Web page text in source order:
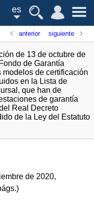
es
anterior siguiente
de 13 de octubre de
de Garantía
de certificación
en la Lista de
que han de
de garantía
Real Decreto
de la Ley del Estatuto
de 2020,
)